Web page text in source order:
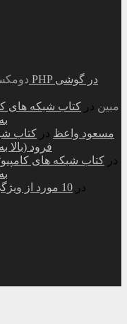
مبین در کتاب شبکه های
مسعود واعظ در کتاب
فرود
در کتاب شبکه های
در 10 مورد از ویژگی ها و ترفندهای اپل موزیک